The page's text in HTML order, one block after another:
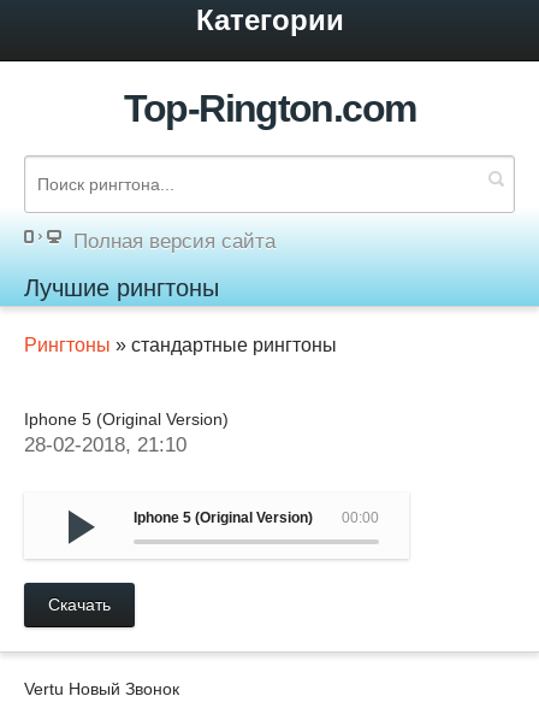
Категории
Top-Rington.com
Полная версия сайта
Лучшие рингтоны
Рингтоны » стандартные рингтоны
Iphone 5 (Original Version)
28-02-2018, 21:10
00:00
Iphone 5 (Original Version)
Скачать
Vertu Новый Звонок